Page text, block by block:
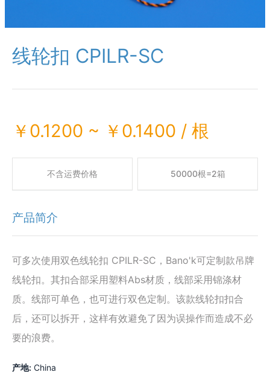
线轮扣 CPILR-SC
￥ 0.1200 ~ ￥ 0.1400 / 根
不含运费价格 50000根=2箱
产品简介
可多次使用双色线轮扣 CPILR-SC，Bano'k可定制款吊牌
线轮扣。其扣合部采用塑料Abs材质，线部采用锦涤材
质。线部可单色，也可进行双色定制。该款线轮扣扣合
后，还可以拆开，这样有效避免了因为误操作而造成不必
要的浪费。
产地: China